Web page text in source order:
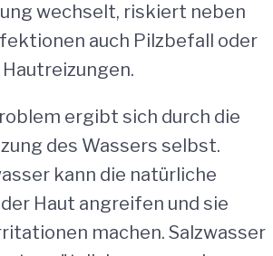
wechselt, riskiert neben
auch Pilzbefall oder
ergibt sich durch die
des Wassers selbst.
kann die natürliche
Haut angreifen und sie
machen. Salzwasser